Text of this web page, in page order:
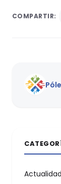
COMPARTIR:
Actualidad